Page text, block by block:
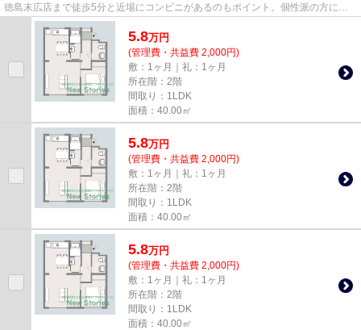
徳島末広店まで徒歩5分と近場にコンビニがあるのもポイント。個性派の方には
嬉しいデザイナーズ物件です。...
5.8万円
(管理費・共益費 2,000円)
敷：1ヶ月｜礼：1ヶ月
所在階：2階
間取り：1LDK
面積：40.00㎡
5.8万円
(管理費・共益費 2,000円)
敷：1ヶ月｜礼：1ヶ月
所在階：2階
間取り：1LDK
面積：40.00㎡
5.8万円
(管理費・共益費 2,000円)
敷：1ヶ月｜礼：1ヶ月
所在階：2階
間取り：1LDK
面積：40.00㎡